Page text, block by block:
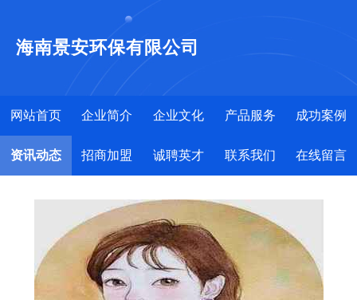
海南景安环保有限公司
网站首页 企业简介 企业文化 产品服务 成功案例
资讯动态 招商加盟 诚聘英才 联系我们 在线留言